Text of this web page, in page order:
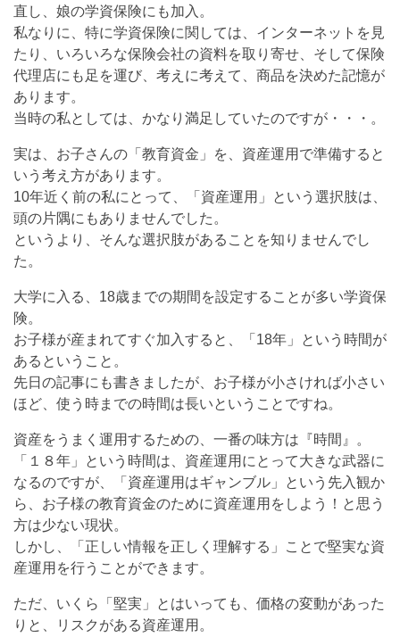
直し、娘の学資保険にも加入。
私なりに、特に学資保険に関しては、インターネットを見
たり、いろいろな保険会社の資料を取り寄せ、そして保険
代理店にも足を運び、考えに考えて、商品を決めた記憶が
あります。
当時の私としては、かなり満足していたのですが・・・。
実は、お子さんの「教育資金」を、資産運用で準備すると
いう考え方があります。
10年近く前の私にとって、「資産運用」という選択肢は、
頭の片隅にもありませんでした。
というより、そんな選択肢があることを知りませんでし
た。
大学に入る、18歳までの期間を設定することが多い学資保
険。
お子様が産まれてすぐ加入すると、「18年」という時間が
あるということ。
先日の記事にも書きましたが、お子様が小さければ小さい
ほど、使う時までの時間は長いということですね。
資産をうまく運用するための、一番の味方は『時間』。
「１８年」という時間は、資産運用にとって大きな武器に
なるのですが、「資産運用はギャンブル」という先入観か
ら、お子様の教育資金のために資産運用をしよう！と思う
方は少ない現状。
しかし、「正しい情報を正しく理解する」ことで堅実な資
産運用を行うことができます。
ただ、いくら「堅実」とはいっても、価格の変動があった
りと、リスクがある資産運用。